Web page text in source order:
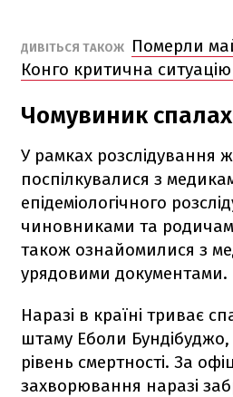
ДИВІТЬСЯ ТАКОЖ
Померли
Конго критична
Чомувиник
У рамках розслідування
поспілкувалися з
епідеміологічного
чиновниками та
також ознайомилися з
урядовими документами.
Наразі в країні триває
штаму Еболи
рівень смертності. За
захворювання наразі